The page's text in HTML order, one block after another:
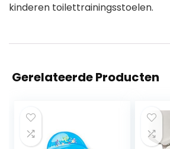
kinderen toilettrainingsstoelen.
Gerelateerde Producten